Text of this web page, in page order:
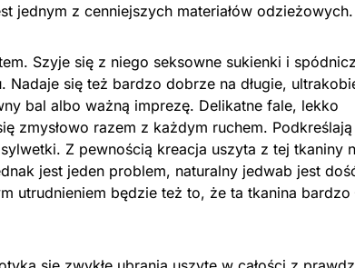
jednym z cenniejszych materiałów odzieżowych.
Szyje się z niego seksowne sukienki i
Nadaje się też bardzo dobrze na długie,
bal albo ważną imprezę. Delikatne fale, lekko
zmysłowo razem z każdym ruchem. Podkreślają
Z pewnością kreacja uszyta z tej tkaniny
jest jeden problem, naturalny jedwab jest
utrudnieniem będzie też to, że ta tkanina bardzo